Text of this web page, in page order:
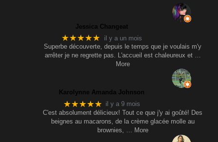
Jessica Changeat
★★★★★
il y a un mois
Superbe découverte, depuis le temps que je voulais m'y
arrêter je ne regrette pas. L'accueil est chaleureux et …
More
Karolynne Amanda Johnson
★★★★★ il y a 9 mois
C'est absolument délicieux! Tout ce que j'y ai goûté! Des
beignes au macarons, de la crème glacée molle au
brownies,
… More